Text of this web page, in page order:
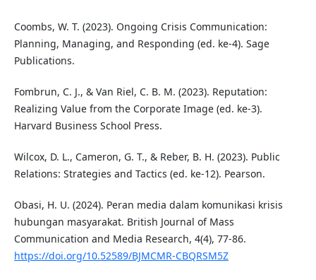
Coombs, W. T. (2023). Ongoing Crisis Communication:
Planning, Managing, and Responding (ed. ke-4). Sage
Publications.
Fombrun, C. J., & Van Riel, C. B. M. (2023). Reputation:
Realizing Value from the Corporate Image (ed. ke-3).
Harvard Business School Press.
Wilcox, D. L., Cameron, G. T., & Reber, B. H. (2023). Public
Relations: Strategies and Tactics (ed. ke-12). Pearson.
Obasi, H. U. (2024). Peran media dalam komunikasi krisis
hubungan masyarakat. British Journal of Mass
Communication and Media Research, 4(4), 77-86.
https://doi.org/10.52589/BJMCMR-CBQRSM5Z